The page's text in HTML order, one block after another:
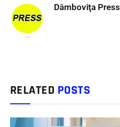
Dâmboviţa Press
RELATED POSTS